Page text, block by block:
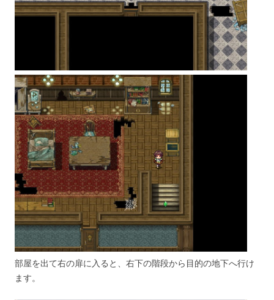
部屋を出て右の扉に入ると、右下の階段から目的の地下へ行け
ます。